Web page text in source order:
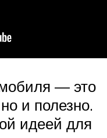
— это
и полезно.
идеей для